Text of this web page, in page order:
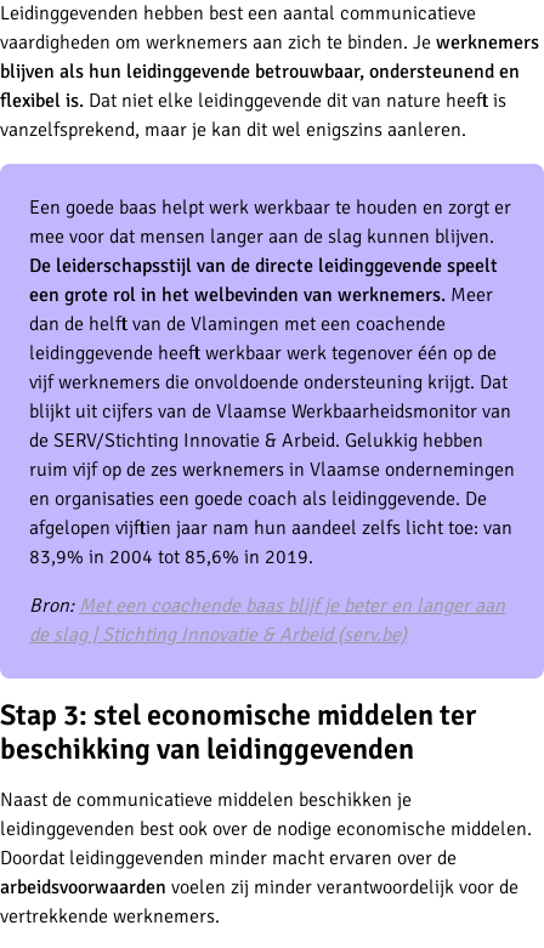
Leidinggevenden hebben best een aantal communicatieve
vaardigheden om werknemers aan zich te binden. Je werknemers
blijven als hun leidinggevende betrouwbaar, ondersteunend en
flexibel is. Dat niet elke leidinggevende dit van nature heeft is
vanzelfsprekend, maar je kan dit wel enigszins aanleren.
Een goede baas helpt werk werkbaar te houden en zorgt er
mee voor dat mensen langer aan de slag kunnen blijven.
De leiderschapsstijl van de directe leidinggevende speelt
een grote rol in het welbevinden van werknemers. Meer
dan de helft van de Vlamingen met een coachende
leidinggevende heeft werkbaar werk tegenover één op de
vijf werknemers die onvoldoende ondersteuning krijgt. Dat
blijkt uit cijfers van de Vlaamse Werkbaarheidsmonitor van
de SERV/Stichting Innovatie & Arbeid. Gelukkig hebben
ruim vijf op de zes werknemers in Vlaamse ondernemingen
en organisaties een goede coach als leidinggevende. De
afgelopen vijftien jaar nam hun aandeel zelfs licht toe: van
83,9% in 2004 tot 85,6% in 2019.
Bron: Met een coachende baas blijf je beter en langer aan
de slag | Stichting Innovatie & Arbeid (serv.be)
Stap 3: stel economische middelen ter
beschikking van leidinggevenden
Naast de communicatieve middelen beschikken je
leidinggevenden best ook over de nodige economische middelen.
Doordat leidinggevenden minder macht ervaren over de
arbeidsvoorwaarden voelen zij minder verantwoordelijk voor de
vertrekkende werknemers.